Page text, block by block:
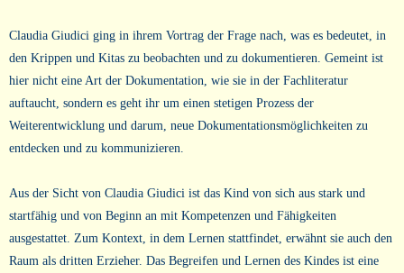
Claudia Giudici ging in ihrem Vortrag der Frage nach, was es bedeutet, in
den Krippen und Kitas zu beobachten und zu dokumentieren. Gemeint ist
hier nicht eine Art der Dokumentation, wie sie in der Fachliteratur
auftaucht, sondern es geht ihr um einen stetigen Prozess der
Weiterentwicklung und darum, neue Dokumentationsmöglichkeiten zu
entdecken und zu kommunizieren.
Aus der Sicht von Claudia Giudici ist das Kind von sich aus stark und
startfähig und von Beginn an mit Kompetenzen und Fähigkeiten
ausgestattet. Zum Kontext, in dem Lernen stattfindet, erwähnt sie auch den
Raum als dritten Erzieher. Das Begreifen und Lernen des Kindes ist eine